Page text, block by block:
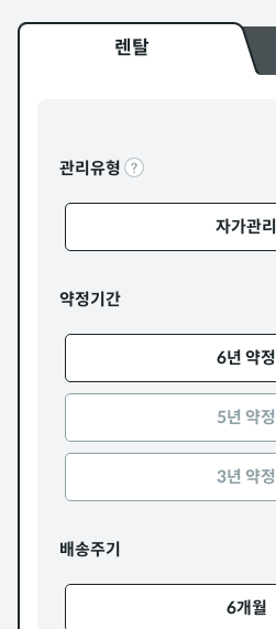
렌탈
관리유형
자가관리
약정기간
6년 약정
5년 약정
3년 약정
배송주기
6개월